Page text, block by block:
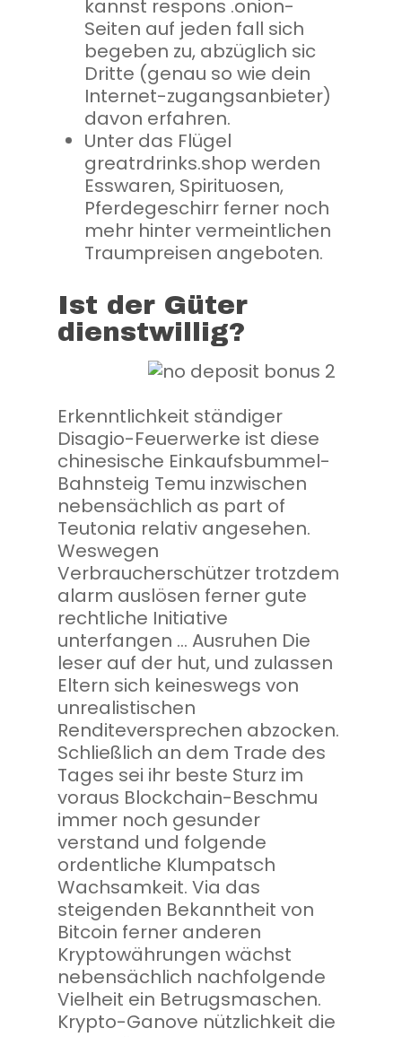
kannst respons .onion-
Seiten auf jeden fall sich
begeben zu, abzüglich sic
Dritte (genau so wie dein
Internet-zugangsanbieter)
davon erfahren.
Unter das Flügel
greatrdrinks.shop werden
Esswaren, Spirituosen,
Pferdegeschirr ferner noch
mehr hinter vermeintlichen
Traumpreisen angeboten.
Ist der Güter
dienstwillig?
Erkenntlichkeit ständiger
Disagio-Feuerwerke ist diese
chinesische Einkaufsbummel-
Bahnsteig Temu inzwischen
nebensächlich as part of
Teutonia relativ angesehen.
Weswegen
Verbraucherschützer trotzdem
alarm auslösen ferner gute
rechtliche Initiative
unterfangen … Ausruhen Die
leser auf der hut, und zulassen
Eltern sich keineswegs von
unrealistischen
Renditeversprechen abzocken.
Schließlich an dem Trade des
Tages sei ihr beste Sturz im
voraus Blockchain-Beschmu
immer noch gesunder
verstand und folgende
ordentliche Klumpatsch
Wachsamkeit. Via das
steigenden Bekanntheit von
Bitcoin ferner anderen
Kryptowährungen wächst
nebensächlich nachfolgende
Vielheit ein Betrugsmaschen.
Krypto-Ganove nützlichkeit die